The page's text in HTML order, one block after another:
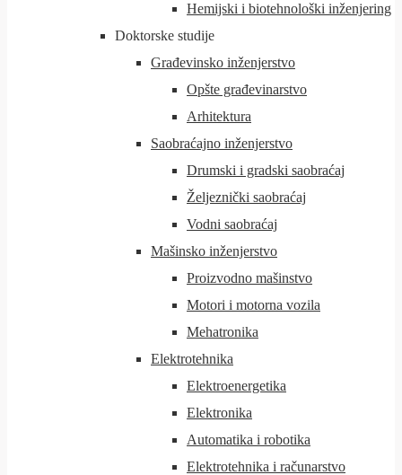
Hemijski i biotehnološki inženjering
Doktorske studije
Građevinsko inženjerstvo
Opšte građevinarstvo
Arhitektura
Saobraćajno inženjerstvo
Drumski i gradski saobraćaj
Željeznički saobraćaj
Vodni saobraćaj
Mašinsko inženjerstvo
Proizvodno mašinstvo
Motori i motorna vozila
Mehatronika
Elektrotehnika
Elektroenergetika
Elektronika
Automatika i robotika
Elektrotehnika i računarstvo